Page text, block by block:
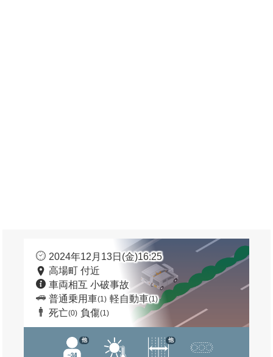
2024年12月13日(金)16:25
高場町 付近
車両相互 小破事故
普通乗用車(1) 軽自動車(1)
死亡(0) 負傷(1)
他 他